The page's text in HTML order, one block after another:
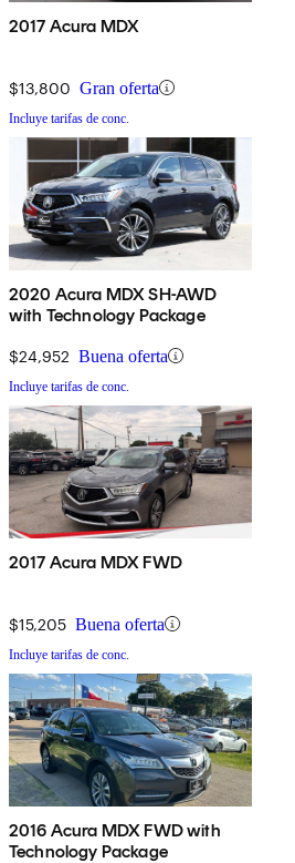
2017 Acura MDX
$13,800 Gran oferta
Incluye tarifas de conc.
2020 Acura MDX SH-AWD
with Technology Package
$24,952 Buena oferta
Incluye tarifas de conc.
2017 Acura MDX FWD
$15,205 Buena oferta
Incluye tarifas de conc.
2016 Acura MDX FWD with
Technology Package